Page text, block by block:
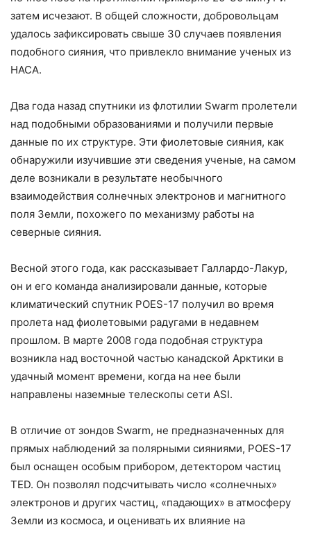
затем исчезают. В общей сложности, добровольцам
удалось зафиксировать свыше 30 случаев появления
подобного сияния, что привлекло внимание ученых из
НАСА.
Два года назад спутники из флотилии Swarm пролетели
над подобными образованиями и получили первые
данные по их структуре. Эти фиолетовые сияния, как
обнаружили изучившие эти сведения ученые, на самом
деле возникали в результате необычного
взаимодействия солнечных электронов и магнитного
поля Земли, похожего по механизму работы на
северные сияния.
Весной этого года, как рассказывает Галлардо-Лакур,
он и его команда анализировали данные, которые
климатический спутник POES-17 получил во время
пролета над фиолетовыми радугами в недавнем
прошлом. В марте 2008 года подобная структура
возникла над восточной частью канадской Арктики в
удачный момент времени, когда на нее были
направлены наземные телескопы сети ASI.
В отличие от зондов Swarm, не предназначенных для
прямых наблюдений за полярными сияниями, POES-17
был оснащен особым прибором, детектором частиц
TED. Он позволял подсчитывать число «солнечных»
электронов и других частиц, «падающих» в атмосферу
Земли из космоса, и оценивать их влияние на